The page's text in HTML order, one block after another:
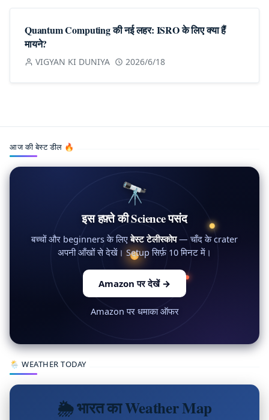
Quantum Computing की नई लहर: ISRO के लिए क्या हैं
मायने?
VIGYAN KI DUNIYA 2026/6/18
आज की बेस्ट डील 🔥
🔭
इस हफ़्ते की Science पसंद
बच्चों और beginners के लिएबेस्ट टेलीस्कोप— चाँद के crater
अपनी आँखों से देखें। Setup सिर्फ़ 10 मिनट में।
Amazon पर देखें →
Amazon पर धमाका ऑफर
🌦 WEATHER TODAY
🌦 भारत का Weather Map